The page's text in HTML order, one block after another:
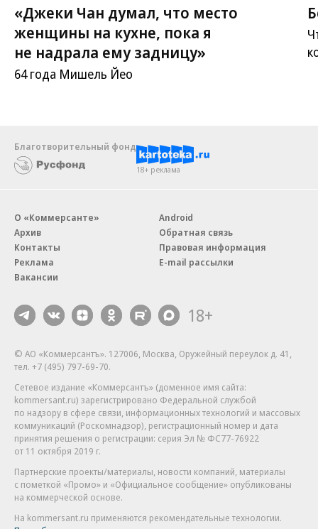
«Джеки Чан думал, что место
женщины на кухне, пока я
не надрала ему задницу»
64 года Мишель Йео
Благотворительный фонд
18+ реклама
О «Коммерсанте»
Архив
Контакты
Реклама
Вакансии
Android
Обратная связь
Правовая информация
E-mail рассылки
18+
© АО «Коммерсантъ». 127006, Москва, Оружейный переулок д. 41,
тел. +7 (495) 797-69-70.
Сетевое издание «Коммерсантъ» (доменное имя сайта:
kommersant.ru) зарегистрировано Федеральной службой
по надзору в сфере связи, информационных технологий и массовых
коммуникаций (Роскомнадзор), регистрационный номер и дата
принятия решения о регистрации: серия Эл № ФС77-76922
от 11 октября 2019 г.
Партнерские проекты/материалы, новости компаний, материалы
с пометкой «Промо» и «Официальное сообщение» опубликованы
на коммерческой основе.
На kommersant.ru применяются рекомендательные технологии.